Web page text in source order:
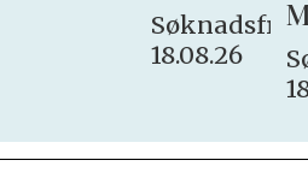
18.08.26